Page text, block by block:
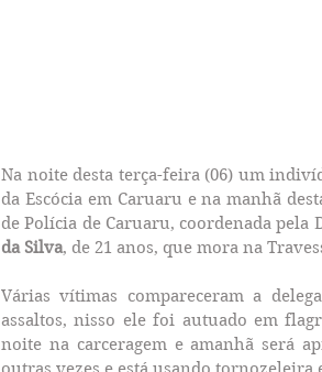
Na noite desta terça-feira (06) um
da Escócia em Caruaru e na manhã
de Polícia de Caruaru, coordenada
da Silva, de 21 anos, que mora na
Várias vítimas compareceram a
assaltos, nisso ele foi autuado em
noite na carceragem e amanhã será